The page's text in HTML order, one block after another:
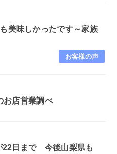
美味しかったです～家族
お客様の声
お店営業調べ
22日まで 今後山梨県も